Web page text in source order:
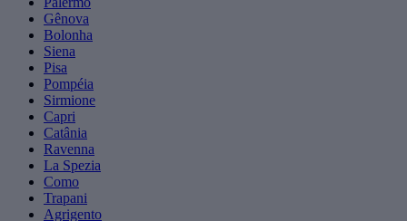
Gênova
Bolonha
Siena
Pisa
Pompéia
Sirmione
Capri
Catânia
Ravenna
La Spezia
Como
Trapani
Agrigento